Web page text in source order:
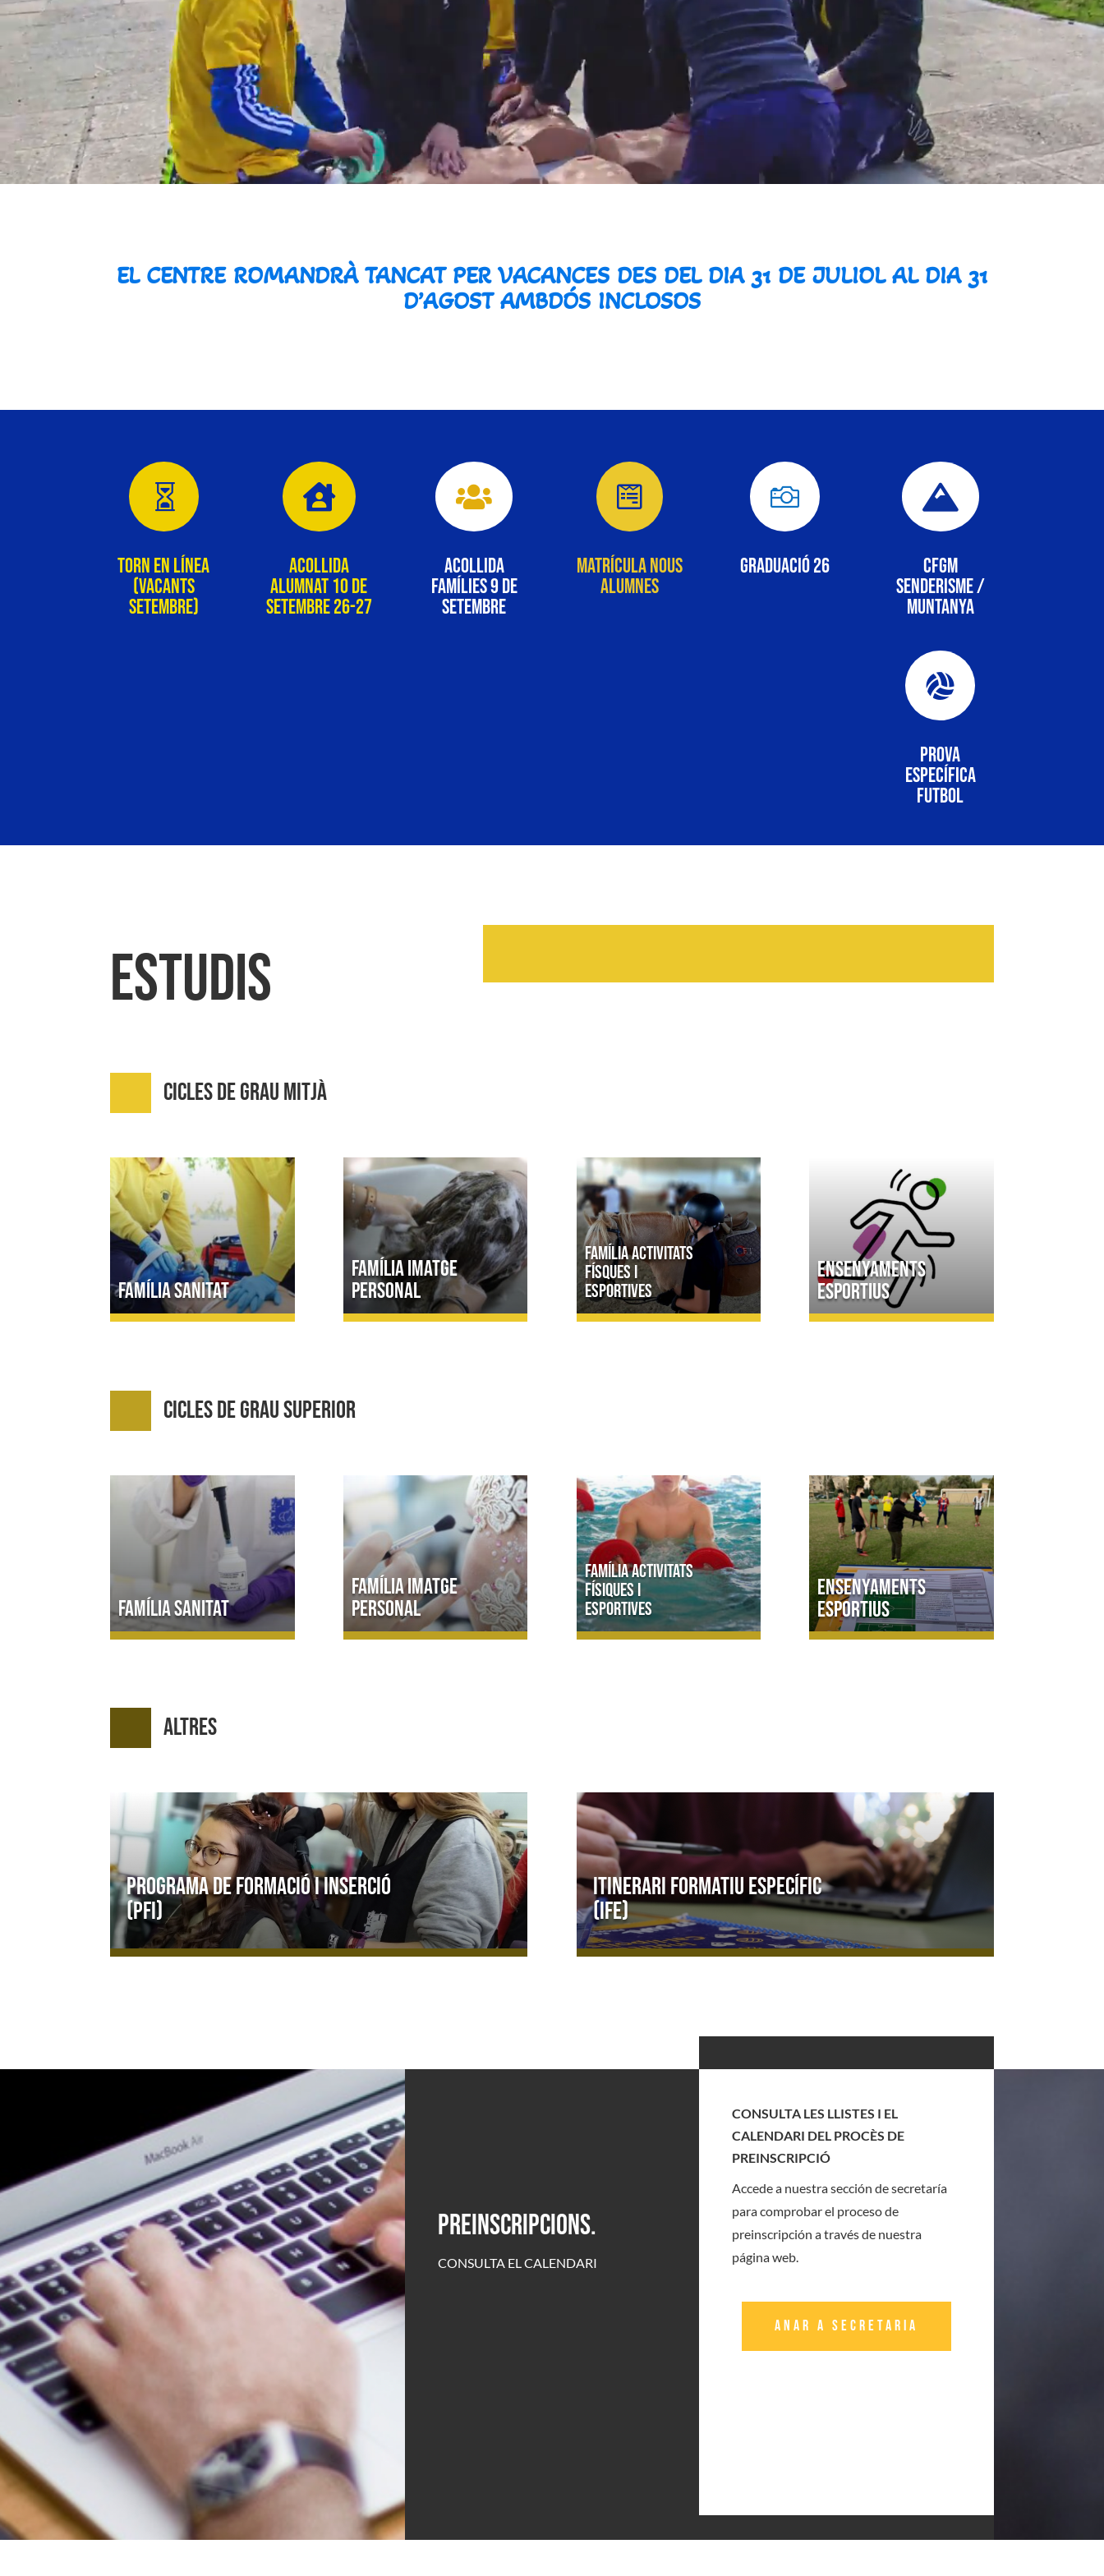
EL CENTRE ROMANDRÀ TANCAT PER VACANCES DES DEL DIA 31 DE JULIOL AL DIA 31
D’AGOST AMBDÓS INCLOSOS

Torn en línea
(vacants
setembre)

Acollida
alumnat 10 de
setembre 26-27

Acollida
Famílies 9 de
setembre

Matrícula nous
alumnes

Graduació 26

CFGM
senderisme /
Muntanya

Prova
específica
futbol
Estudis
Cicles de Grau Mitjà
Família Sanitat
Família Imatge
Personal
Família Activitats
físques i
esportives
Ensenyaments
esportius
Cicles de Grau Superior
Família Sanitat
Família Imatge
Personal
Família Activitats
físiques i
esportives
Ensenyaments
esportius
Altres
Programa de formació i inserció
(PFI)
Itinerari formatiu específic
(IFE)
Preinscripcions.
CONSULTA EL CALENDARI
CONSULTA LES LLISTES I EL
CALENDARI DEL PROCÈS DE
PREINSCRIPCIÓ
Accede a nuestra sección de secretaría
para comprobar el proceso de
preinscripción a través de nuestra
página web.
ANAR A SECRETARIA